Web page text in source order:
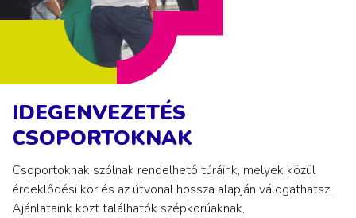
IDEGENVEZETÉS
CSOPORTOKNAK
Csoportoknak szólnak rendelhető túráink, melyek közül
érdeklődési kör és az útvonal hossza alapján válogathatsz.
Ajánlataink közt találhatók szépkorúaknak,